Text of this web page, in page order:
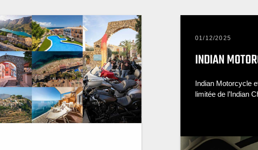
01/12/2025
INDIAN
Indian Motorcycle
limitée de l’Indian